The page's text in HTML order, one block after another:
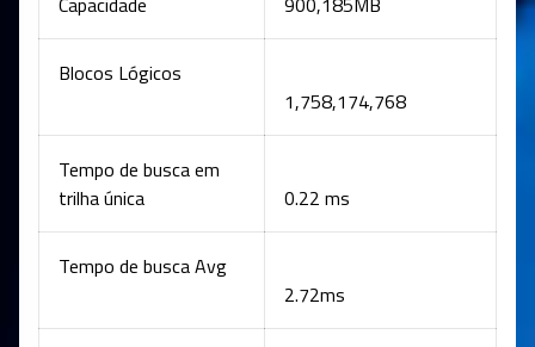
Blocos Lógicos
1,758,174,768
Tempo de busca em
trilha única
0.22 ms
Tempo de busca Avg
2.72ms